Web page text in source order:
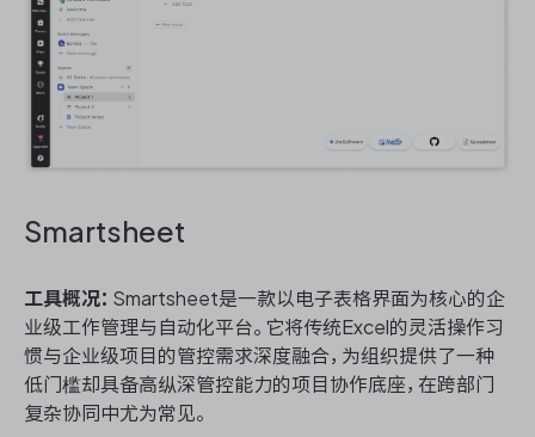
Smartsheet
工具概况： Smartsheet是一款以电子表格界面为核心的企
业级工作管理与自动化平台。它将传统Excel的灵活操作习
惯与企业级项目的管控需求深度融合，为组织提供了一种
低门槛却具备高纵深管控能力的项目协作底座，在跨部门
复杂协同中尤为常见。